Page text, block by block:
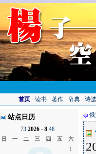
首页 - 读书 - 著作 - 辞典 - 诗选
站点日历
73 2026 - 8 48
日 一 二 三 四 五
六
1
俄